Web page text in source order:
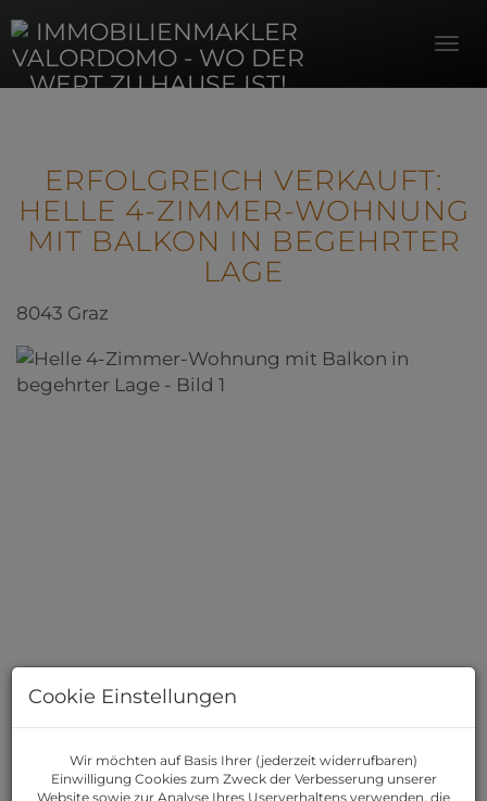
ERFOLGREICH VERKAUFT:
HELLE 4-ZIMMER-WOHNUNG
MIT BALKON IN BEGEHRTER
LAGE
8043 Graz
Cookie Einstellungen
Wir möchten auf Basis Ihrer (jederzeit widerrufbaren)
Einwilligung Cookies zum Zweck der Verbesserung unserer
Website sowie zur Analyse Ihres Userverhaltens verwenden, die